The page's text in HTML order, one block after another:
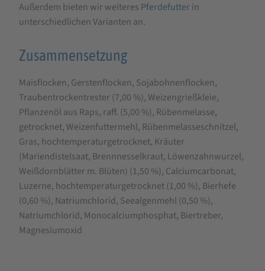
Außerdem bieten wir weiteres Pferdefutterin
unterschiedlichen Varianten an.
Zusammensetzung
Maisflocken, Gerstenflocken, Sojabohnenflocken,
Traubentrockentrester (7,00 %), Weizengrießkleie,
Pflanzenöl aus Raps, raff. (5,00 %), Rübenmelasse,
getrocknet, Weizenfuttermehl, Rübenmelasseschnitzel,
Gras, hochtemperaturgetrocknet, Kräuter
(Mariendistelsaat, Brennnesselkraut, Löwenzahnwurzel,
Weißdornblätter m. Blüten) (1,50 %), Calciumcarbonat,
Luzerne, hochtemperaturgetrocknet (1,00 %), Bierhefe
(0,60 %), Natriumchlorid, Seealgenmehl (0,50 %),
Natriumchlorid, Monocalciumphosphat, Biertreber,
Magnesiumoxid